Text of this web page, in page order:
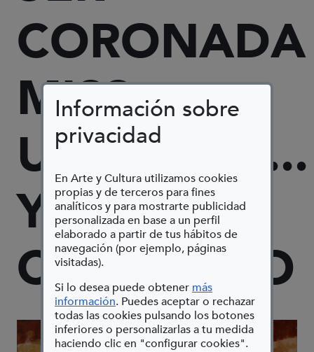
Información sobre
privacidad
En Arte y Cultura utilizamos cookies
propias y de terceros para fines
analíticos y para mostrarte publicidad
personalizada en base a un perfil
elaborado a partir de tus hábitos de
navegación (por ejemplo, páginas
visitadas).
Si lo desea puede obtener más
información(Abre en nueva ventana)
. Puedes aceptar o rechazar
todas las cookies pulsando los botones
inferiores o personalizarlas a tu medida
haciendo clic en "configurar cookies".
CORONADA
MISS
UNIVERSO...
Y
CREÉRSELO